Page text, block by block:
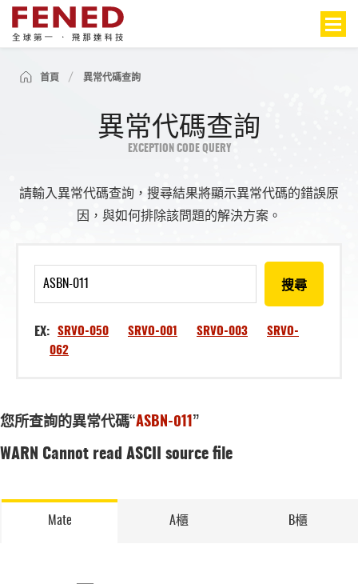
首頁 異常代碼查詢
異常代碼查詢
EXCEPTION CODE QUERY
請輸入異常代碼查詢，搜尋結果將顯示異常代碼的錯誤原
因，與如何排除該問題的解決方案。
搜尋
EX: SRVO-050 SRVO-001 SRVO-003
SRVO-
062
您所查詢的異常代碼“ASBN-011 ”
WARN Cannot read ASCII source file
Mate A櫃 B櫃